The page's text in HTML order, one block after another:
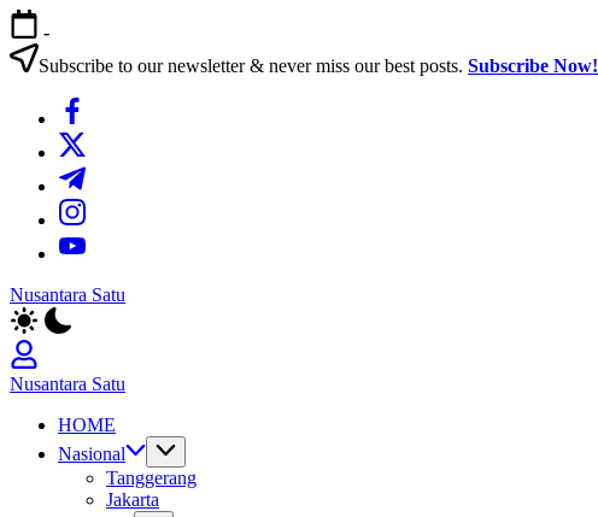
Skip
to
content
-
Subscribe to our newsletter & never miss our best posts. Subscribe Now!
https://www.facebook.com/
https://twitter.com/
https://t.me/
https://www.instagram.com/
https://youtube.com/
Nusantara Satu
Berita
Untuk
Nusantara
Nusantara Satu
Untuk
Nusantara
HOME
Nasional
Tanggerang
Jakarta